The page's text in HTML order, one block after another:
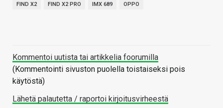
FIND X2 FIND X2 PRO IMX 689 OPPO
Kommentoi uutista tai artikkelia foorumilla
(Kommentointi sivuston puolella toistaiseksi pois
käytöstä)
Lähetä palautetta / raportoi kirjoitusvirheestä